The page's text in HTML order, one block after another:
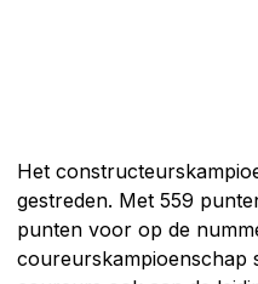
Het
gestreden. Met 559
punten voor op de
coureurskampioenschap